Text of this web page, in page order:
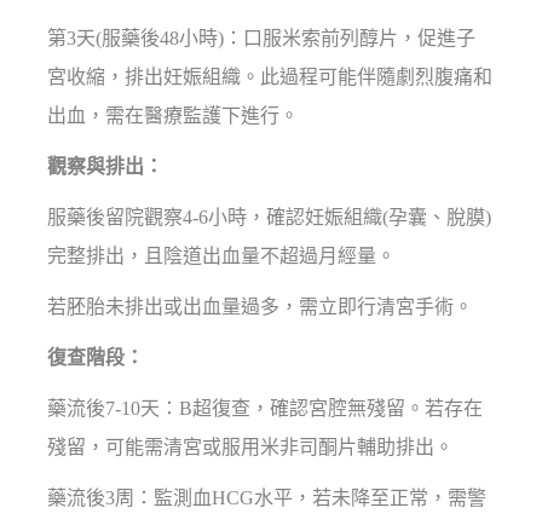
第3天(服藥後48小時)：口服米索前列醇片，促進子
宮收縮，排出妊娠組織。此過程可能伴隨劇烈腹痛和
出血，需在醫療監護下進行。
觀察與排出：
服藥後留院觀察4-6小時，確認妊娠組織(孕囊、脫膜)
完整排出，且陰道出血量不超過月經量。
若胚胎未排出或出血量過多，需立即行清宮手術。
復查階段：
藥流後7-10天：B超復查，確認宮腔無殘留。若存在
殘留，可能需清宮或服用米非司酮片輔助排出。
藥流後3周：監測血HCG水平，若未降至正常，需警